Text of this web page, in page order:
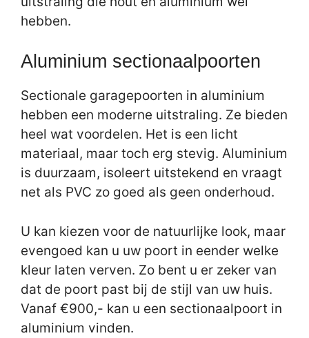
hebben.
Aluminium sectionaalpoorten
Sectionale garagepoorten in aluminium
hebben een moderne uitstraling. Ze bieden
heel wat voordelen. Het is een licht
materiaal, maar toch erg stevig. Aluminium
is duurzaam, isoleert uitstekend en vraagt
net als PVC zo goed als geen onderhoud.
U kan kiezen voor de natuurlijke look, maar
evengoed kan u uw poort in eender welke
kleur laten verven. Zo bent u er zeker van
dat de poort past bij de stijl van uw huis.
Vanaf €900,- kan u een sectionaalpoort in
aluminium vinden.